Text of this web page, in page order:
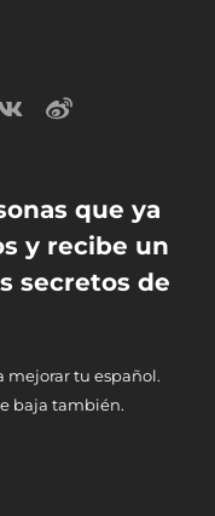
que ya
y recibe un
secretos de
mejorar tu español.
baja también.